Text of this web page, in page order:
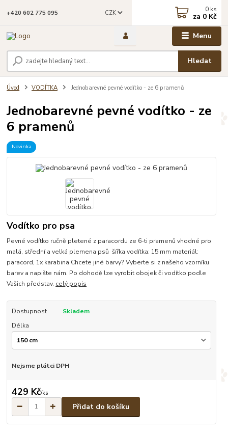
Menu
CZK
Hledat
+420 602 775 095 0 ks
za 0 Kč
Úvod VODÍTKA Jednobarevné pevné vodítko - ze 6 pramenů
Jednobarevné pevné vodítko - ze
6 pramenů
Novinka
Vodítko pro psa
Pevné vodítko ručně pletené z paracordu ze 6-ti pramenů vhodné pro
malá, střední a velká plemena psů šířka vodítka: 15 mm materiál:
paracord, 1x karabina Chcete jiné barvy? Vyberte si z našeho vzorníku
barev a napište nám. Po dohodě lze vyrobit obojek či vodítko podle
Vašich představ. celý popis
Dostupnost
Skladem
Délka
Nejsme plátci DPH
429 Kč/ks
Přidat do košíku